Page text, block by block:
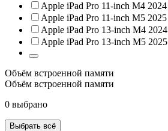
Apple iPad Pro 11-inch M4 2024
Apple iPad Pro 11-inch M5 2025
Apple iPad Pro 13-inch M4 2024
Apple iPad Pro 13-inch M5 2025
Объём встроенной памяти
Объём встроенной памяти
0 выбрано
Выбрать всё